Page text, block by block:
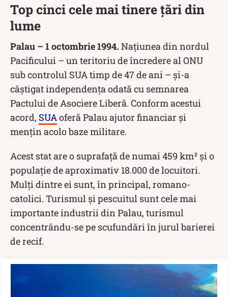
Top cinci cele mai tinere țări din
lume
Palau – 1 octombrie 1994. Națiunea din nordul
Pacificului – un teritoriu de încredere al ONU
sub controlul SUA timp de 47 de ani – și-a
câștigat independența odată cu semnarea
Pactului de Asociere Liberă. Conform acestui
acord, SUAoferă Palau ajutor financiar și
mențin acolo baze militare.
Acest stat are o suprafață de numai 459 km² și o
populație de aproximativ 18.000 de locuitori.
Mulți dintre ei sunt, în principal, romano-
catolici. Turismul și pescuitul sunt cele mai
importante industrii din Palau, turismul
concentrându-se pe scufundări în jurul barierei
de recif.